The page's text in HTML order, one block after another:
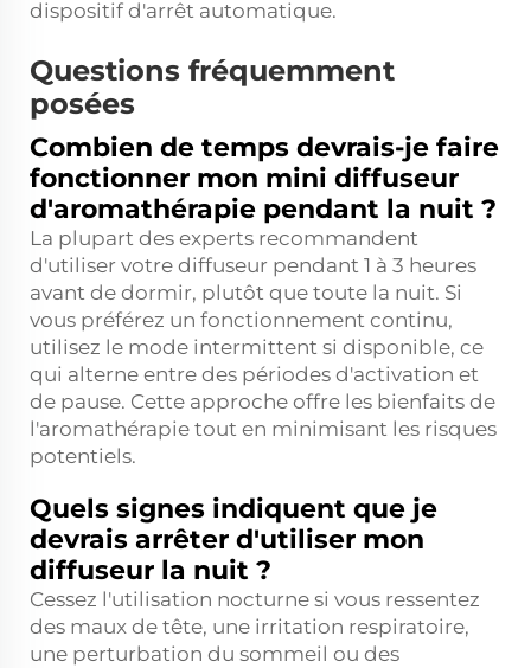
dispositif d'arrêt automatique.
Questions fréquemment
posées
Combien de temps devrais-je faire
fonctionner mon mini diffuseur
d'aromathérapie pendant la nuit ?
La plupart des experts recommandent
d'utiliser votre diffuseur pendant 1 à 3 heures
avant de dormir, plutôt que toute la nuit. Si
vous préférez un fonctionnement continu,
utilisez le mode intermittent si disponible, ce
qui alterne entre des périodes d'activation et
de pause. Cette approche offre les bienfaits de
l'aromathérapie tout en minimisant les risques
potentiels.
Quels signes indiquent que je
devrais arrêter d'utiliser mon
diffuseur la nuit ?
Cessez l'utilisation nocturne si vous ressentez
des maux de tête, une irritation respiratoire,
une perturbation du sommeil ou des